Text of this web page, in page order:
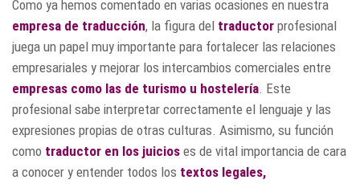
Como ya hemos comentado en varias ocasiones en nuestra
empresa de traducción, la figura del traductor profesional
juega un papel muy importante para fortalecer las relaciones
empresariales y mejorar los intercambios comerciales entre
empresas como las de turismo u hostelería. Este
profesional sabe interpretar correctamente el lenguaje y las
expresiones propias de otras culturas. Asimismo, su función
como traductor en los juicios es de vital importancia de cara
a conocer y entender todos los textos legales,